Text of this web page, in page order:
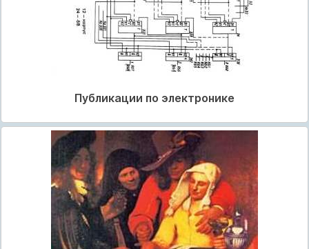
Публикации по электронике